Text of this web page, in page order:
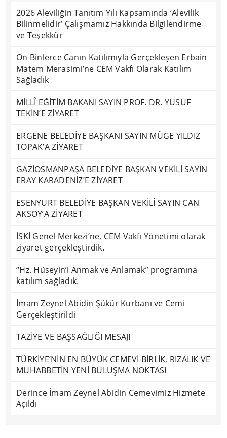
2026 Aleviliğin Tanıtım Yılı Kapsamında ‘Alevilik
Bilinmelidir’ Çalışmamız Hakkında Bilgilendirme
ve Teşekkür
On Binlerce Canın Katılımıyla Gerçekleşen Erbain
Matem Merasimi’ne CEM Vakfı Olarak Katılım
Sağladık
MİLLÎ EĞİTİM BAKANI SAYIN PROF. DR. YUSUF
TEKİN’E ZİYARET
ERGENE BELEDİYE BAŞKANI SAYIN MÜGE YILDIZ
TOPAK’A ZİYARET
GAZİOSMANPAŞA BELEDİYE BAŞKAN VEKİLİ SAYIN
ERAY KARADENİZ’E ZİYARET
ESENYURT BELEDİYE BAŞKAN VEKİLİ SAYIN CAN
AKSOY’A ZİYARET
İSKİ Genel Merkezi’ne, CEM Vakfı Yönetimi olarak
ziyaret gerçekleştirdik.
“Hz. Hüseyin’i Anmak ve Anlamak” programına
katılım sağladık.
İmam Zeynel Abidin Şükür Kurbanı ve Cemi
Gerçekleştirildi
TAZİYE VE BAŞSAĞLIĞI MESAJI
TÜRKİYE’NİN EN BÜYÜK CEMEVİ BİRLİK, RIZALIK VE
MUHABBETİN YENİ BULUŞMA NOKTASI
Derince İmam Zeynel Abidin Cemevimiz Hizmete
Açıldı